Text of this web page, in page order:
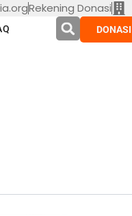
Rekening Donasi
DONASI